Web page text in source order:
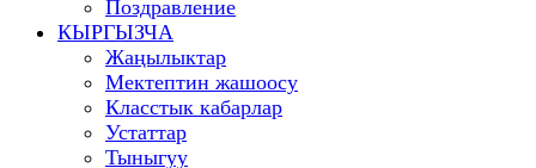
Поздравление
КЫРГЫЗЧА
Жаңылыктар
Мектептин жашоосу
Класстык кабарлар
Устаттар
Тыныгуу